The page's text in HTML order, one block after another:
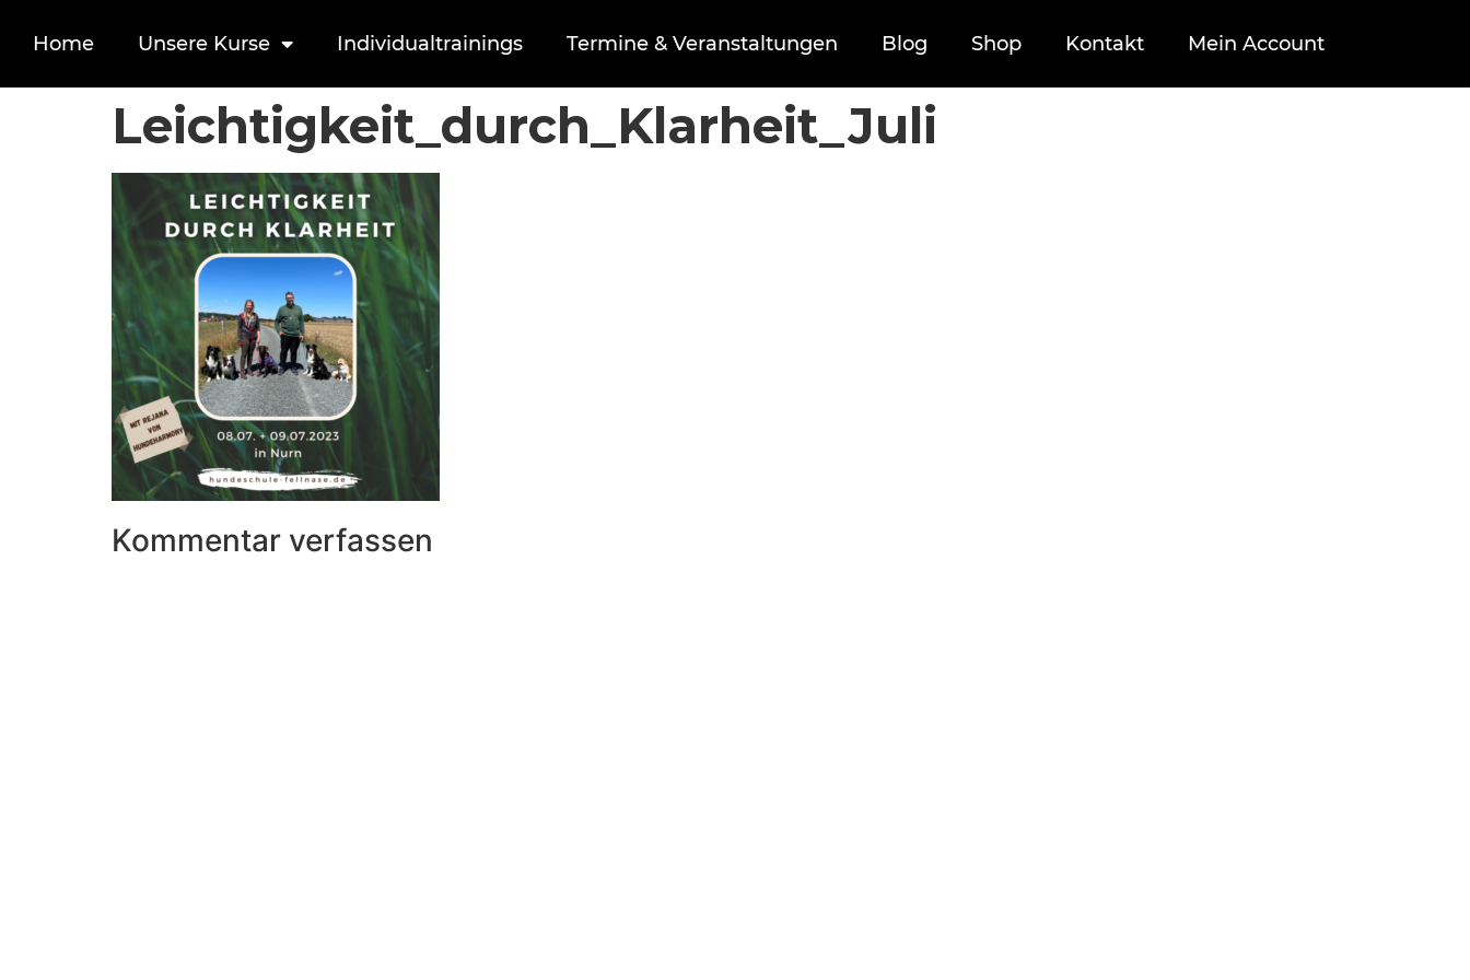
Home Unsere Kurse Individualtrainings Termine & Veranstaltungen Blog Shop Kontakt Mein Account
Leichtigkeit_durch_Klarheit_Juli
Kommentar verfassen